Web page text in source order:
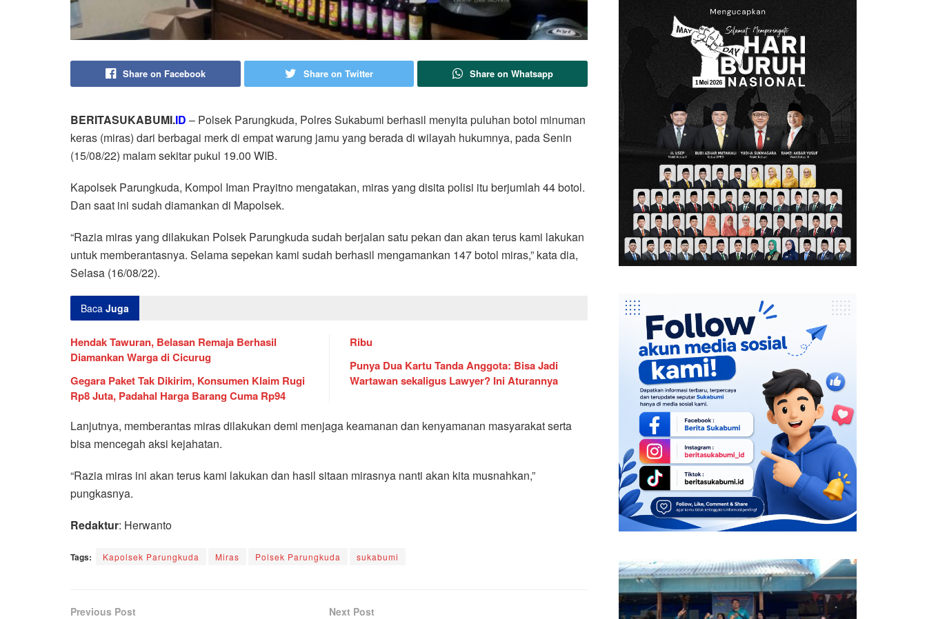
Share on Facebook Share on Twitter Share on Whatsapp
BERITASUKABUMI.ID – Polsek Parungkuda, Polres Sukabumi berhasil menyita puluhan botol minuman
keras (miras) dari berbagai merk di empat warung jamu yang berada di wilayah hukumnya, pada Senin
(15/08/22) malam sekitar pukul 19.00 WIB.
Kapolsek Parungkuda, Kompol Iman Prayitno mengatakan, miras yang disita polisi itu berjumlah 44 botol.
Dan saat ini sudah diamankan di Mapolsek.
“Razia miras yang dilakukan Polsek Parungkuda sudah berjalan satu pekan dan akan terus kami lakukan
untuk memberantasnya. Selama sepekan kami sudah berhasil mengamankan 147 botol miras,” kata dia,
Selasa (16/08/22).
Baca Juga
Hendak Tawuran, Belasan Remaja Berhasil
Diamankan Warga di Cicurug
Gegara Paket Tak Dikirim, Konsumen Klaim Rugi
Rp8 Juta, Padahal Harga Barang Cuma Rp94
Ribu
Punya Dua Kartu Tanda Anggota: Bisa Jadi
Lanjutnya, memberantas miras dilakukan demi menjaga keamanan dan kenyamanan masyarakat serta
bisa mencegah aksi kejahatan.
“Razia miras ini akan terus kami lakukan dan hasil sitaan mirasnya nanti akan kita musnahkan,”
pungkasnya.
Redaktur: Herwanto
Tags: Kapolsek Parungkuda Miras Polsek Parungkuda sukabumi
Previous Post Next Post